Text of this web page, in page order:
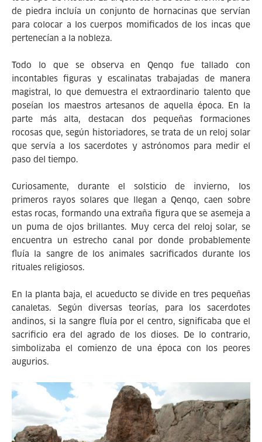
de piedra incluía un conjunto de hornacinas que servían
para colocar a los cuerpos momificados de los incas que
pertenecían a la nobleza.
Todo lo que se observa en Qenqo fue tallado con
incontables figuras y escalinatas trabajadas de manera
magistral, lo que demuestra el extraordinario talento que
poseían los maestros artesanos de aquella época. En la
parte más alta, destacan dos pequeñas formaciones
rocosas que, según historiadores, se trata de un reloj solar
que servía a los sacerdotes y astrónomos para medir el
paso del tiempo.
Curiosamente, durante el solsticio de invierno, los
primeros rayos solares que llegan a Qenqo, caen sobre
estas rocas, formando una extraña figura que se asemeja a
un puma de ojos brillantes. Muy cerca del reloj solar, se
encuentra un estrecho canal por donde probablemente
fluía la sangre de los animales sacrificados durante los
rituales religiosos.
En la planta baja, el acueducto se divide en tres pequeñas
canaletas. Según diversas teorías, para los sacerdotes
andinos, si la sangre fluía por el centro, significaba que el
sacrificio era del agrado de los dioses. De lo contrario,
simbolizaba el comienzo de una época con los peores
augurios.